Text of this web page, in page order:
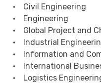
• Civil Engineering
• Engineering
• Global Project and
• Industrial
• Information and
• International
• Logistics